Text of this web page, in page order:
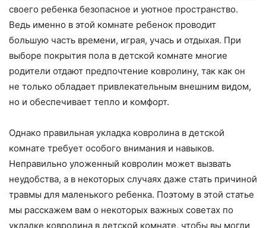
своего ребенка безопасное и уютное пространство.
Ведь именно в этой комнате ребенок проводит
большую часть времени, играя, учась и отдыхая. При
выборе покрытия пола в детской комнате многие
родители отдают предпочтение ковролину, так как он
не только обладает привлекательным внешним видом,
но и обеспечивает тепло и комфорт.
Однако правильная укладка ковролина в детской
комнате требует особого внимания и навыков.
Неправильно уложенный ковролин может вызвать
неудобства, а в некоторых случаях даже стать причиной
травмы для маленького ребенка. Поэтому в этой статье
мы расскажем вам о некоторых важных советах по
укладке ковролина в детской комнате, чтобы вы могли